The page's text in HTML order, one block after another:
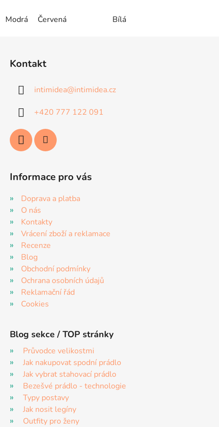
Modrá Červená Bílá
Kontakt
intimidea@intimidea.cz
+420 777 122 091
Informace pro vás
Doprava a platba
O nás
Kontakty
Vrácení zboží a reklamace
Recenze
Blog
Obchodní podmínky
Ochrana osobních údajů
Reklamační řád
Cookies
Blog sekce / TOP stránky
Průvodce velikostmi
Jak nakupovat spodní prádlo
Jak vybrat stahovací prádlo
Bezešvé prádlo - technologie
Typy postavy
Jak nosit legíny
Outfity pro ženy